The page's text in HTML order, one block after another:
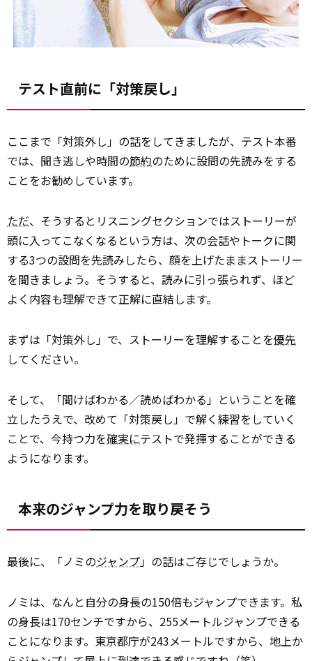
テスト直前に「対策戻し」
ここまで「対策外し」の話をしてきましたが、テスト本番
では、聞き逃しや時間の節約のために設問の先読みをする
ことをお勧めしています。
ただ、そうするとリスニングセクションではストーリーが
頭に入ってこなくなるという方は、次の会話やトークに関
する3つの設問を先読みしたら、顔を上げたままストーリー
を聞きましょう。そうすると、読みに引っ張られず、ほど
よく内容も理解できて正解に直結します。
まずは「対策外し」で、ストーリーを理解することを優先
してください。
そして、「聞けばわかる／読めばわかる」ということを確
立したうえで、改めて「対策戻し」で解く練習をしていく
ことで、今持つ力を確実にテストで発揮することができる
ようになります。
本来のジャンプ力を取り戻そう
最後に、「ノミのジャンプ」の話はご存じでしょうか。
ノミは、なんと自分の身長の150倍もジャンプできます。私
の身長は170センチですから、255メートルジャンプできる
ことになります。東京都庁が243メートルですから、地上か